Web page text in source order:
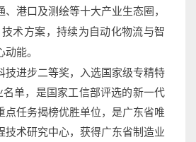
、港口及测绘等十大产业生态圈，
技术方案，持续为自动化物流与智
能。
技进步二等奖，入选国家级专精特
名单，是国家工信部评选的新一代
点任务揭榜优胜单位，是广东省唯
技术研究中心，获得广东省制造业